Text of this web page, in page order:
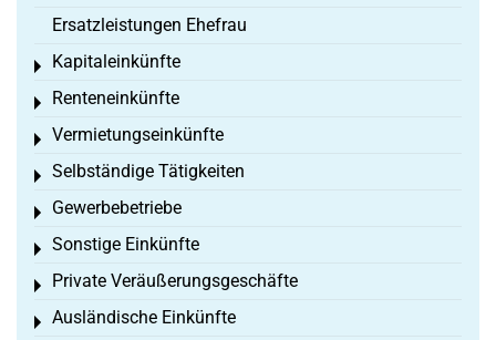
Ersatzleistungen Ehefrau
Kapitaleinkünfte
Toggle menu
Renteneinkünfte
Toggle menu
Vermietungseinkünfte
Toggle menu
Selbständige Tätigkeiten
Toggle menu
Gewerbebetriebe
Toggle menu
Sonstige Einkünfte
Toggle menu
Private Veräußerungsgeschäfte
Toggle menu
Ausländische Einkünfte
Toggle menu